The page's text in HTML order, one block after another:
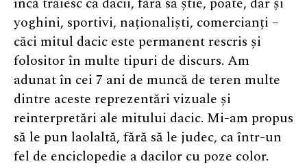
yoghini, sportivi, naționaliști, comercianți –
căci mitul dacic este permanent rescris și
folositor în multe tipuri de discurs. Am
adunat în cei 7 ani de muncă de teren multe
dintre aceste reprezentări vizuale și
reinterpretări ale mitului dacic. Mi-am propus
să le pun laolaltă, fără să le judec, ca într-un
fel de enciclopedie a dacilor cu poze color.